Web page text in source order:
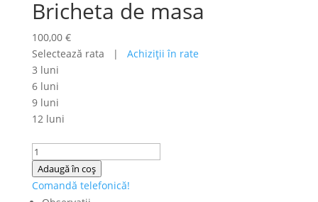
Bricheta de masa
100,00 €
Selectează rata | Achiziţii în rate
3 luni
6 luni
9 luni
12 luni
Cantitate
Bricheta
de
Adaugă în coș
Comandă telefonică!